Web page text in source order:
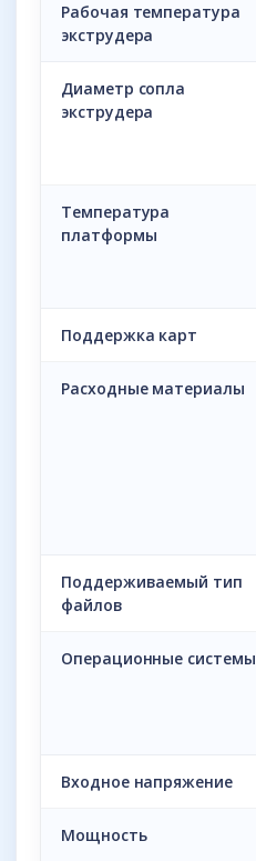
Рабочая температура
экструдера
Диаметр сопла
экструдера
Температура
платформы
Поддержка карт
Расходные материалы
Поддерживаемый тип
файлов
Операционные системы
Входное напряжение
Мощность